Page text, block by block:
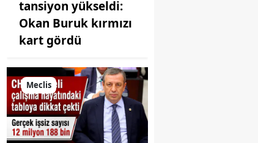
tansiyon yükseldi:
Okan Buruk kırmızı
kart gördü
Meclis